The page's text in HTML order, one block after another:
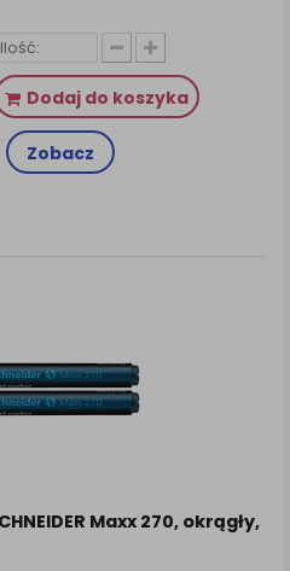
Dodaj do koszyka
Zobacz
Maxx 270, okrągły,